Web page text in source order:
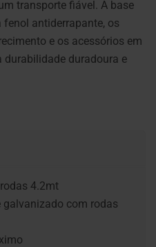
transporte fiável. A base
antiderrapante, os
e os acessórios em
duradoura e
4.2mt
com rodas